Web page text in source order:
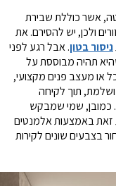
אשר כוללת שבירת
ולכן, יש להסירם. את
ניסור בטון. אבל רגע לפני
תהיה מבוססת על
או מעצב פנים מקצועי,
תוך לקיחה
כמובן, שמי שמבקש
זאת באמצעות אלמנטים
בצבעים שונים לקירות